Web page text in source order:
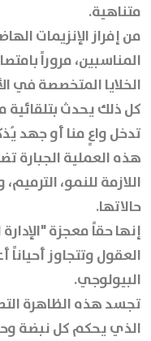
متناهية.
من إفراز الإنزيمات
المناسبين، مروراً
الخلايا المتخصصة في
كل ذلك يحدث
تدخل واعٍ منا أو جهد
هذه العملية
اللازمة للنمو،
حالاتها.
إنها حقاً معجزة
العقول وتتجاوز أحياناً
البيولوجي.
تجسد هذه الظاهرة
الذي يحكم كل نبضة